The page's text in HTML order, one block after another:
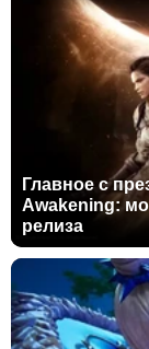
Главное с
Awakening:
релиза